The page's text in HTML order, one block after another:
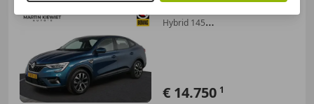
Hybrid 145
€ 14.750 1